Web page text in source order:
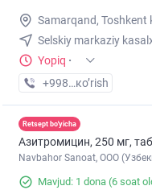
Samarqand, Toshkent
Selskiy markaziy
Yopiq ·
+998 (99) XXX-XX-XX
кo’rish
Retsept bo'yicha
Азитромицин, 250 мг,
Navbahor Sanoat, ООО
Mavjud: 1 dona (6 soat